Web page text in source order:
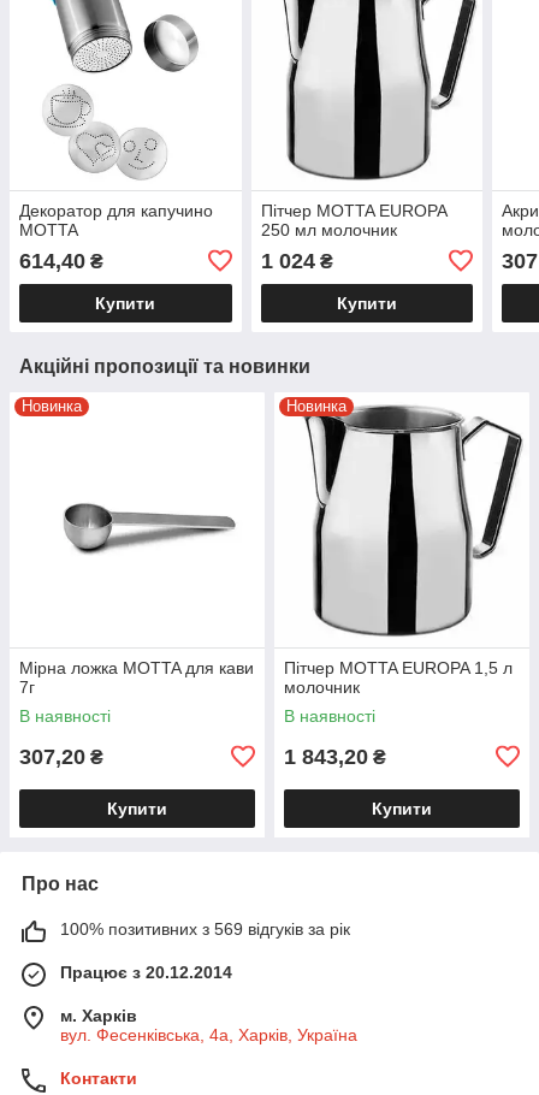
Декоратор для капучино
MOTTA
614,40 ₴
Купити
Пітчер MOTTA EUROPA
250 мл молочник
1 024₴
Купити
Акційні пропозиції та новинки
Новинка
Мірна ложка MOTTA для кави
7г
В наявності
307,20 ₴
Купити
Новинка
Пітчер MOTTA EUROPA 1,5 л
молочник
В наявності
1 843,20 ₴
Купити
Про нас
100% позитивних з 569 відгуків за рік
Працює з 20.12.2014
м. Харків
вул. Фесенківська, 4а, Харків, Україна
Контакти